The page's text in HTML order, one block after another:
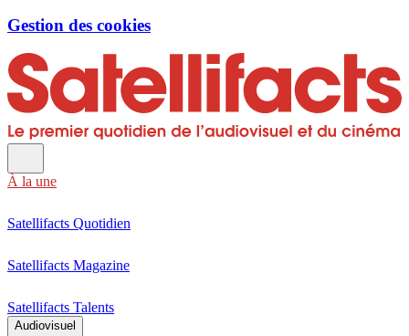
Gestion des cookies
À la une
Satellifacts Quotidien
Satellifacts Magazine
Satellifacts Talents
Audiovisuel